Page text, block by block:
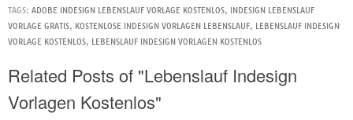
TAGS: ADOBE INDESIGN LEBENSLAUF VORLAGE KOSTENLOS, INDESIGN LEBENSLAUF
VORLAGE GRATIS, KOSTENLOSE INDESIGN VORLAGEN LEBENSLAUF, LEBENSLAUF INDESIGN
VORLAGE KOSTENLOS, LEBENSLAUF INDESIGN VORLAGEN KOSTENLOS
Related Posts of "Lebenslauf Indesign
Vorlagen Kostenlos"